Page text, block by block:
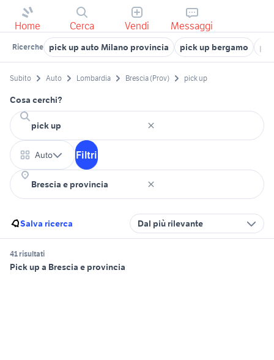
Home Cerca Vendi Messaggi
Ricerche pick up auto Milano provincia pick up bergamo
Subito Auto Lombardia Brescia (Prov) pick up
Cosa cerchi?
Auto Filtri
Salva ricerca Dal più rilevante
41 risultati
Pick up a Brescia e provincia